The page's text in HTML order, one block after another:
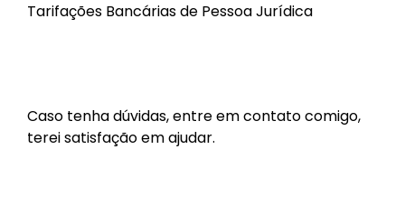
Tarifações Bancárias de Pessoa Jurídica
Caso tenha dúvidas, entre em contato comigo,
terei satisfação em ajudar.